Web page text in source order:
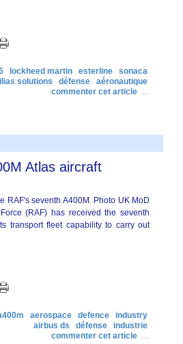
lockheed martin esterline
sonaca
ilias solutions défense
aéronautique
commenter cet article …
Atlas aircraft
RAF's seventh A400M. Photo UK MoD
(RAF) has received the seventh
transport fleet capability to carry out
aerospace defence
industry
airbus ds
défense
industrie
commenter cet article …